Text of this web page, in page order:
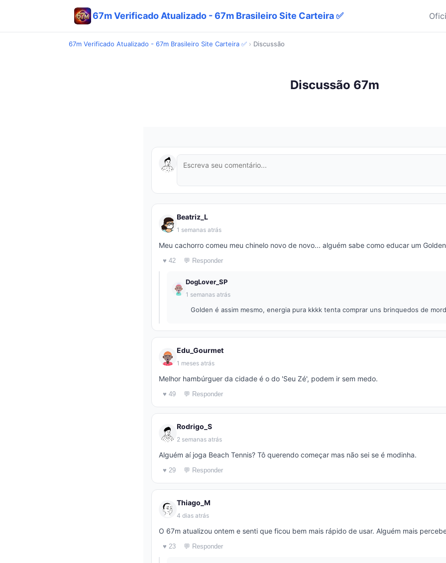
67m Verificado Atualizado - 67m Brasileiro Site Carteira ✅
67m Verificado Atualizado - 67m Brasileiro Site Carteira ✅ › Discussão
Discussão 67m
Beatriz_L
1 semanas atrás
Meu cachorro comeu meu chinelo novo de novo... alguém sabe como educar um
♥ 42 💬 Responder
DogLover_SP
1 semanas atrás
Golden é assim mesmo, energia pura kkkk tenta comprar uns brinquedos de
Edu_Gourmet
1 meses atrás
Melhor hambúrguer da cidade é o do 'Seu Zé', podem ir sem medo.
♥ 49 💬 Responder
Rodrigo_S
2 semanas atrás
Alguém aí joga Beach Tennis? Tô querendo começar mas não sei se é modinha.
♥ 29 💬 Responder
Thiago_M
4 dias atrás
O 67m atualizou ontem e senti que ficou bem mais rápido de usar. Alguém mais
♥ 23 💬 Responder